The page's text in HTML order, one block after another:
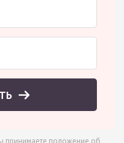
принимаете положение об